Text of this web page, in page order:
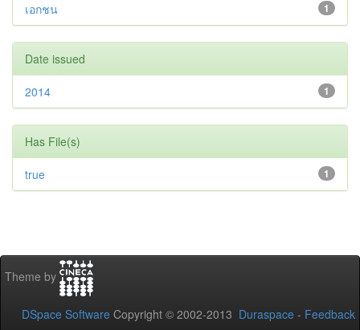
1
เอกชน
Date issued
1
2014
Has File(s)
1
true
Theme by
DSpace Software Copyright © 2002-2013 Duraspace - Feedback